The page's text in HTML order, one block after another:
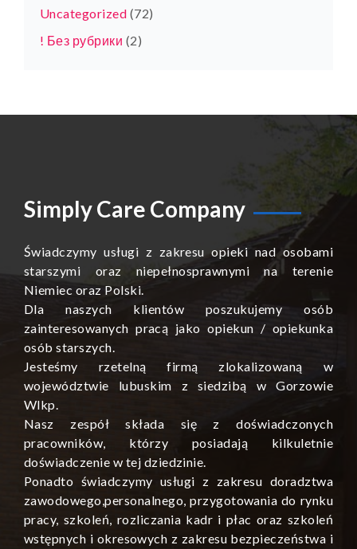
Uncategorized (72)
! Без рубрики (2)
Simply Care Company
Świadczymy usługi z zakresu opieki nad osobami
starszymi oraz niepełnosprawnymi na terenie
Niemiec oraz Polski.
Dla naszych klientów poszukujemy osób
zainteresowanych pracą jako opiekun / opiekunka
osób starszych.
Jesteśmy rzetelną firmą zlokalizowaną w
województwie lubuskim z siedzibą w Gorzowie
Wlkp.
Nasz zespół składa się z doświadczonych
pracowników, którzy posiadają kilkuletnie
doświadczenie w tej dziedzinie.
Ponadto świadczymy usługi z zakresu doradztwa
zawodowego,personalnego, przygotowania do rynku
pracy, szkoleń, rozliczania kadr i płac oraz szkoleń
wstępnych i okresowych z zakresu bezpieczeństwa i